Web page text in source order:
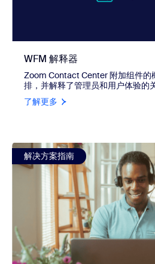
WFM 解释器
Zoom Contact Center 附加组件的
排，并解释了管理员和用户体验的
了解更多
view 在质量管理中使用不同语言
解决方案指南